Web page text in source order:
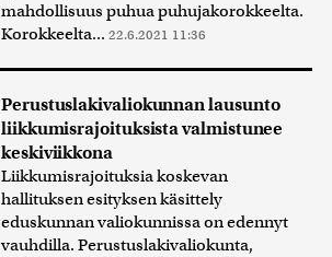
mahdollisuus puhua puhujakorokkeelta.
Korokkeelta... 22.6.2021 11:36
Perustuslakivaliokunnan lausunto
liikkumisrajoituksista valmistunee
keskiviikkona
Liikkumisrajoituksia koskevan
hallituksen esityksen käsittely
eduskunnan valiokunnissa on edennyt
vauhdilla. Perustuslakivaliokunta,